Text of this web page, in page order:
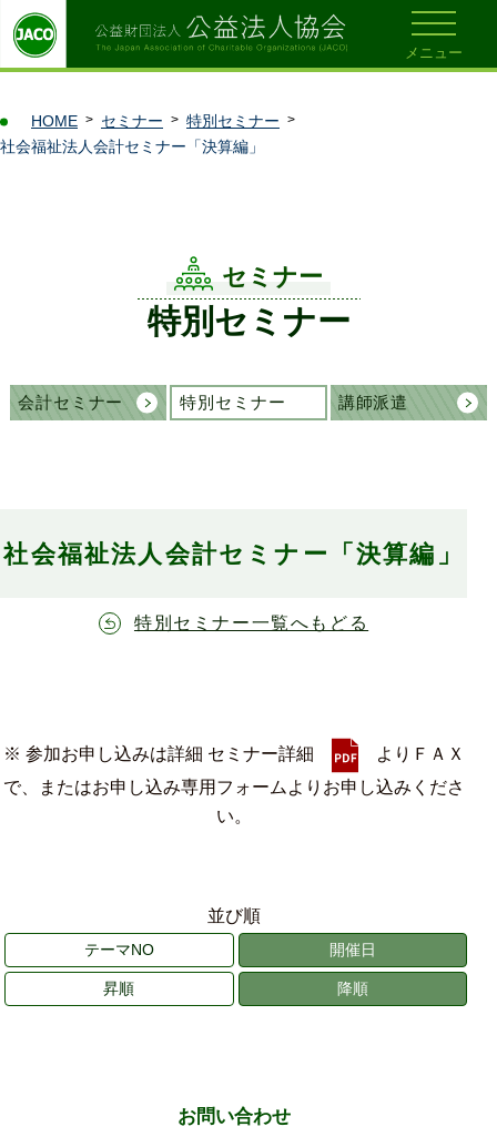
メニュー
HOME セミナー
特別セミナー
社会福祉法人会計セミナー「決算編」
セミナー
特別セミナー
会計セミナー 特別セミナー 講師派遣
社会福祉法人会計セミナー「決算編」
特別セミナー一覧へもどる
※ 参加お申し込みは詳細 セミナー詳細
よりＦＡＸ
で、またはお申し込み専用フォームよりお申し込みくださ
い。
並び順
テーマNO 開催日
昇順 降順
お問い合わせ